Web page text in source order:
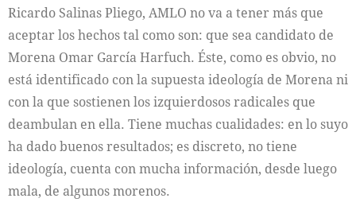
Ricardo Salinas Pliego, AMLO no va a tener más que
aceptar los hechos tal como son: que sea candidato de
Morena Omar García Harfuch. Éste, como es obvio, no
está identificado con la supuesta ideología de Morena ni
con la que sostienen los izquierdosos radicales que
deambulan en ella. Tiene muchas cualidades: en lo suyo
ha dado buenos resultados; es discreto, no tiene
ideología, cuenta con mucha información, desde luego
mala, de algunos morenos.